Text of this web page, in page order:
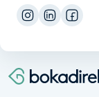
IPL